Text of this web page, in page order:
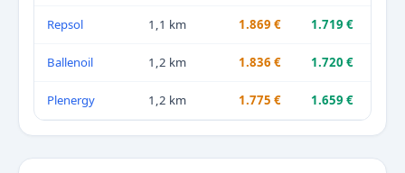
Repsol 1,1 km 1.869 € 1.719 €
Ballenoil 1,2 km 1.836 € 1.720 €
Plenergy 1,2 km 1.775 € 1.659 €